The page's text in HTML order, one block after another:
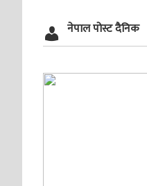
नेपाल पोस्ट दैनिक